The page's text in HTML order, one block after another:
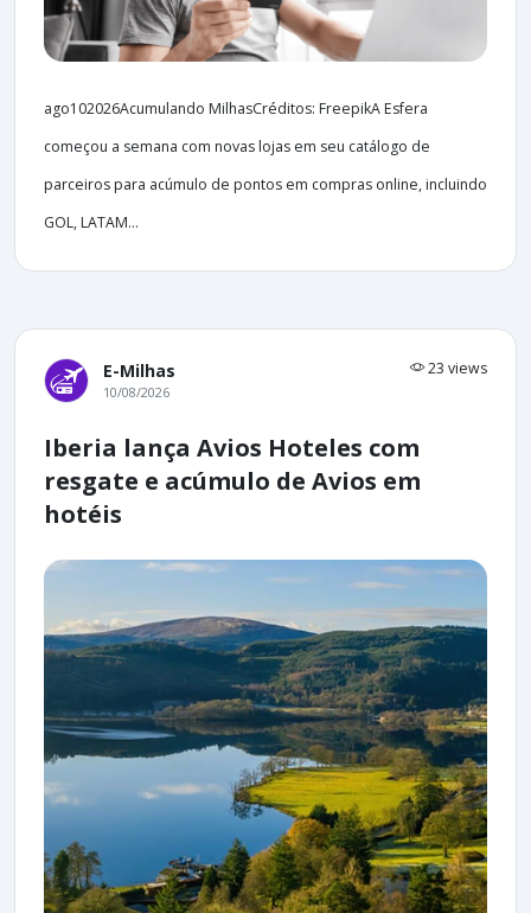
ago102026Acumulando MilhasCréditos: FreepikA Esfera
começou a semana com novas lojas em seu catálogo de
parceiros para acúmulo de pontos em compras online, incluindo
GOL, LATAM...
E-Milhas 23 views
10/08/2026
Iberia lança Avios Hoteles com
resgate e acúmulo de Avios em
hotéis